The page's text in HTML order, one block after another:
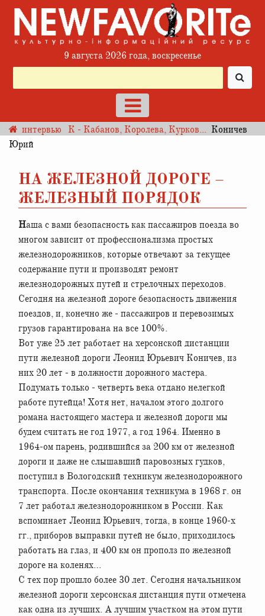
9 августа 2026 года, воскресенье
интервью К - Кабанов, Королева, Курков... Коничев
Юрий
НА ЖЕЛЕЗНОЙ ДОРОГЕ –
ЖЕЛЕЗНЫЙ ПОРЯДОК
Наша с вами безопасность как пассажиров поезда во
многом зависит от профессионализма простых
железнодорожников, которые отвечают за текущее
содержание пути и производят ремонт
железнодорожных путей и стрелочных переходов.
Сегодня на железной дороге безопасность движения
поездов, и, конечно же - пассажиров и перевозимых
грузов гарантирована на все 100%.
Вот уже 25 лет работает на херсонской дистанции
пути железной дороги Леонид Юрьевич Коничев, из
них 20 лет - в должности дорожного мастера.
Подумать только - четверть века отдано нелегкой
работе путейца! Хотя нет, началом этого долгого
романа настоящего мастера и железной дороги мы
будем считать не год 1977, а год 1964. Именно в
1964-ом парень, родившийся за 200 км от железной
дороги и даже не слышавший паровозных гудков,
поступил в Вологодский техникум железнодорожного
транспорта. После окончания техникума в 1968 г. он
7 лет работал железнодорожником в России. Как
вспоминает Леонид Юрьевич, тогда, в конце 1960-х
гг., приборов выправки путей не было, приходилось
работать на глаз, и 400 км он прополз по железной
дороге на коленях…
С тех пор прошло более 30 лет. Сегодня начальником
железной дороги херсонская дистанция пути отмечена
как одна из лучших. А лучшим участком на этом пути